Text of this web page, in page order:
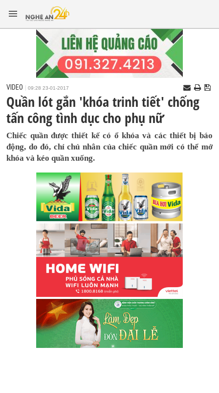
VIDEO 09:28 23-01-2017
Quần lót gắn 'khóa trinh tiết' chống
tấn công tình dục cho phụ nữ
Chiếc quần được thiết kế có ổ khóa và các thiết bị báo
động, do đó, chỉ chủ nhân của chiếc quần mới có thể mở
khóa và kéo quần xuống.